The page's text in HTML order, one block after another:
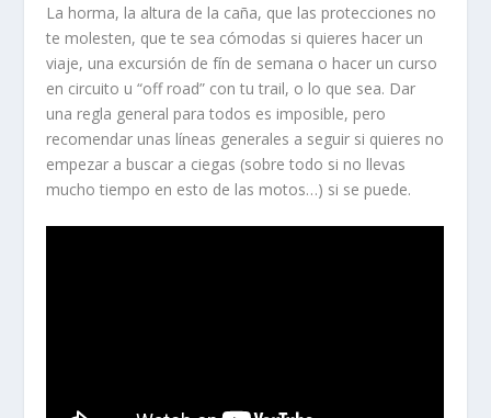
La horma, la altura de la caña, que las protecciones no
te molesten, que te sea cómodas si quieres hacer un
viaje, una excursión de fín de semana o hacer un curso
en circuito u “off road” con tu trail, o lo que sea. Dar
una regla general para todos es imposible, pero
recomendar unas líneas generales a seguir si quieres no
empezar a buscar a ciegas (sobre todo si no llevas
mucho tiempo en esto de las motos…) si se puede.